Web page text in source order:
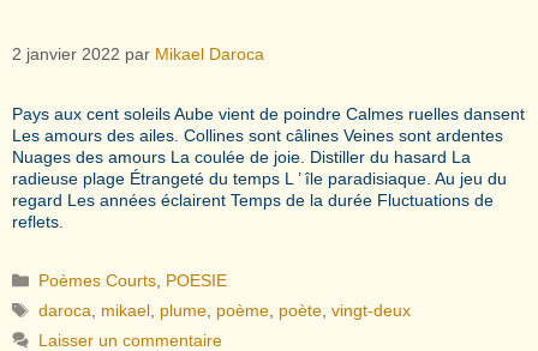
2 janvier 2022 par Mikael Daroca
Pays aux cent soleils Aube vient de poindre Calmes ruelles dansent
Les amours des ailes. Collines sont câlines Veines sont ardentes
Nuages des amours La coulée de joie. Distiller du hasard La
radieuse plage Étrangeté du temps L ’ île paradisiaque. Au jeu du
regard Les années éclairent Temps de la durée Fluctuations de
reflets.
Catégories
Poèmes Courts POESIE
Étiquettes
daroca mikael plume poème poète ,vingt-deux
Laisser un commentaire